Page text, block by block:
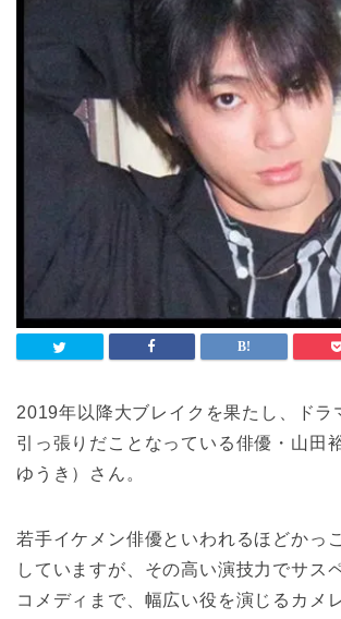
2019年以降大ブレイクを果たし、ドラ
引っ張りだことなっている俳優・山田
ゆうき）さん。
若手イケメン俳優といわれるほどかっ
していますが、その高い演技力でサス
コメディまで、幅広い役を演じるカメ